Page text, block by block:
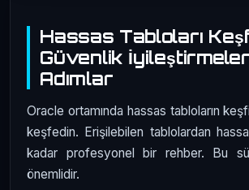
Hassas Tabloları
Güvenlik
Adımlar
Oracle ortamında hassas tabloların
keşfedin. Erişilebilen tablolardan
kadar profesyonel bir rehber. Bu
önemlidir.